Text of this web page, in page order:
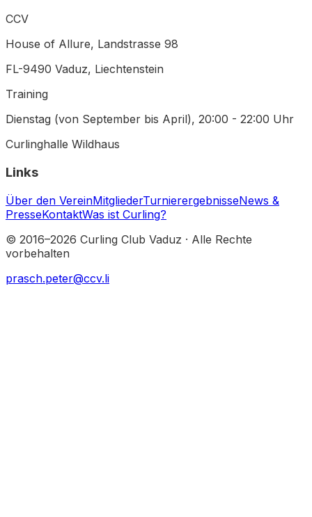
CCV
House of Allure, Landstrasse 98
FL-9490 Vaduz, Liechtenstein
Training
Dienstag (von September bis April), 20:00 - 22:00 Uhr
Curlinghalle Wildhaus
Links
Über den VereinMitgliederTurnierergebnisseNews &
PresseKontaktWas ist Curling?
© 2016–2026 Curling Club Vaduz · Alle Rechte
vorbehalten
prasch.peter@ccv.li